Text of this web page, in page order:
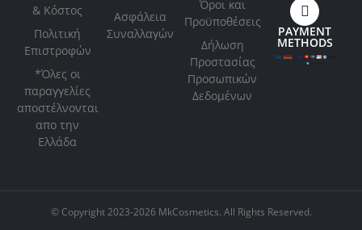
& Κόστος
Πολιτική
Επιστροφών
*Όλες οι
παραγγελίες
αποστέλνονται
απο την
Ελλάδα
Ασφάλεια
Συναλλαγών
Όροι και
Προϋποθέσεις
Δήλωση
Προστασίας
Προσωπικών
Δεδομένων
PAYMENT
METHODS
© Copyright 2023-2026 MkCosmetics. All Rights Reserved.